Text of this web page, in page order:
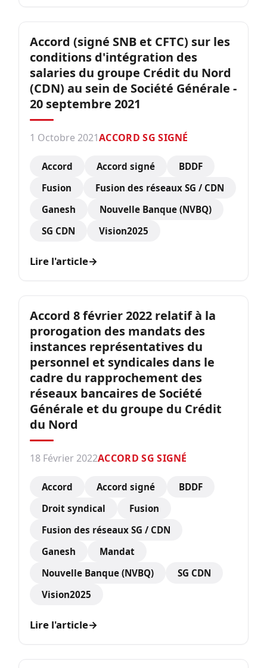
Accord (signé SNB et CFTC) sur les
conditions d'intégration des
salaries du groupe Crédit du Nord
(CDN) au sein de Société Générale -
20 septembre 2021
1 Octobre 2021ACCORD SG SIGNÉ
Accord Accord signé
BDDF
Fusion
Fusion des réseaux SG / CDN
Ganesh
Nouvelle Banque (NVBQ)
SG CDN
Vision2025
Lire l'article→
Accord 8 février 2022 relatif à la
prorogation des mandats des
instances représentatives du
personnel et syndicales dans le
cadre du rapprochement des
réseaux bancaires de Société
Générale et du groupe du Crédit
du Nord
18 Février 2022ACCORD SG SIGNÉ
Accord Accord signé
BDDF
Droit syndical
Fusion
Fusion des réseaux SG / CDN
Ganesh
Mandat
Nouvelle Banque (NVBQ)
SG CDN
Vision2025
Lire l'article→